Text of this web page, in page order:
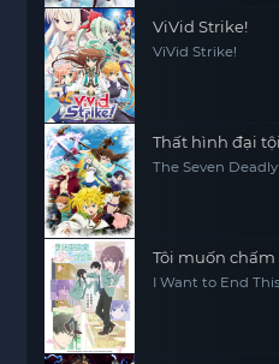
ViVid Strike!
ViVid Strike!
Thất hình đại
The Seven
Tôi muốn
I Want to End